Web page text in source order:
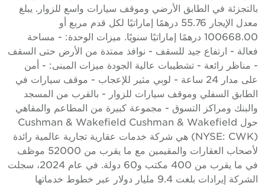
بالتجزئة في الطابق الأرضي وموقف سيارات واسع للزوار. يبلغ
معدل الإيجار 55.76 درهمًا إماراتيًا لكل قدم مربع أو
100668.00 درهمًا إماراتيًا سنويًا. ميزات الوحدة: - مساحة
فعالة - ارتفاع جيد للسقف - نوافذ ممتدة من الأرض حتى السقف
- مناظر رائعة - تشطيبات عالية الجودة ميزات المبنى: - أمن
على مدار 24 ساعة - لوبي مثير للإعجاب - موقف سيارات في
الطابق السفلي وموقف سيارات للزوار - بالقرب من المسجد
والبنك ومراكز التسوق - مجموعة كبيرة من المطاعم والمقاهي
حول Cushman & Wakefield Cushman & Wakefield
(NYSE: CWK) هي شركة خدمات عقارية تجارية عالمية رائدة
لأصحاب العقارات والمقيمين مع ما يقرب من 52000 موظف
في ما يقرب من 400 مكتب و60 دولة. في عام 2024، سجلت
الشركة إيرادات بلغت 9.4 مليار دولار عبر خطوط خدماتها